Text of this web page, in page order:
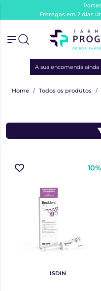
Entregas em 2 dias
A sua encomenda
Home Todos os produtos
10%
ISDIN